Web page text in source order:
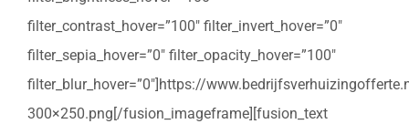
filter_contrast_hover=”100″ filter_invert_hover=”0″
filter_sepia_hover=”0″ filter_opacity_hover=”100″
filter_blur_hover=”0″]https://
300×250.png[/fusion_imageframe][fusion_text